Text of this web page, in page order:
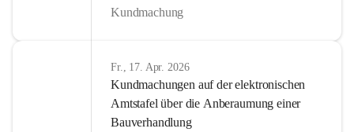
Kundmachung
Fr., 17. Apr. 2026
Kundmachungen auf der elektronischen
Amtstafel über die Anberaumung einer
Bauverhandlung